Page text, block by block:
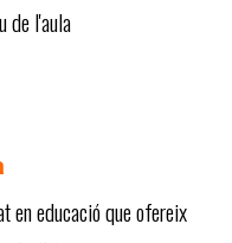
de l'aula
en educació que ofereix